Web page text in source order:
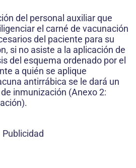
del personal auxiliar que
el carné de vacunación
del paciente para su
si no asiste a la aplicación de
del esquema ordenado por el
a quién se aplique
antirrábica se le dará un
inmunización (Anexo 2:
Publicidad